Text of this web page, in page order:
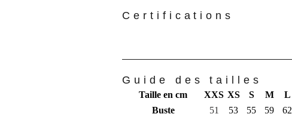
Certifications
Guide des tailles
Taille en cm XXS XS S M L
Buste
51 53 55 59 62